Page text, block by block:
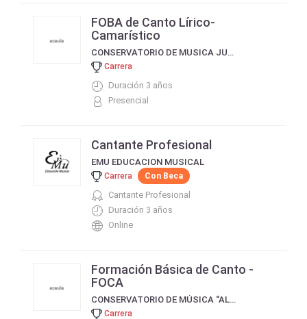
FOBA de Canto Lírico-
Camarístico
CONSERVATORIO DE MUSICA JUAN JOSÉ CASTRO
Carrera
Duración 3 años
Presencial
Cantante Profesional
EMU EDUCACION MUSICAL
Carrera Con Beca
Cantante Profesional
Duración 3 años
Online
Formación Básica de Canto -
FOCA
CONSERVATORIO DE MÚSICA “ALFREDO LUIS SCHIUMA”
Carrera